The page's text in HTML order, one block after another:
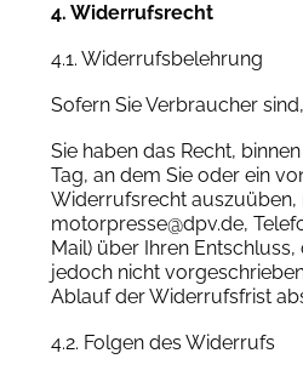
4. Widerrufsrecht
4.1. Widerrufsbelehrung
Sofern Sie Verbraucher
Sie haben das Recht,
Tag, an dem Sie oder ein
Widerrufsrecht auszuüben,
motorpresse@dpv.de,
Mail) über Ihren
jedoch nicht
Ablauf der Widerrufsfrist
4.2. Folgen des Widerrufs